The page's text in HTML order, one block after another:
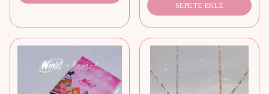
SEPETE EKLE